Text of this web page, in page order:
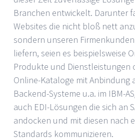
Branchen entwickelt. Darunter
Websites die nicht bloß nett
sondern unseren
liefern, seien es beispielsweise
Produkte und Dienstleistungen
Online-Kataloge mit Anbindung
Backend-Systeme u.a. im IBM-
auch EDI-Lösungen die sich an
andocken und mit diesen nach
Standards kommunizieren.